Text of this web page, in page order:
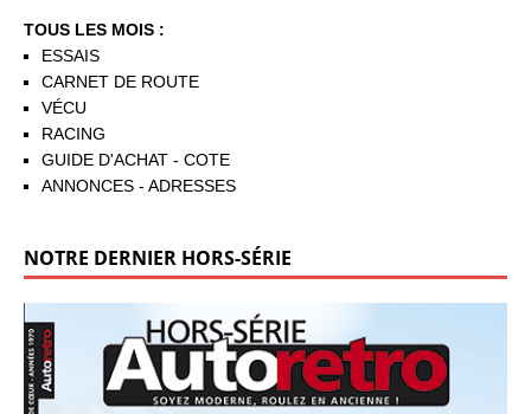
TOUS LES MOIS :
ESSAIS
CARNET DE ROUTE
VÉCU
RACING
GUIDE D'ACHAT - COTE
ANNONCES - ADRESSES
NOTRE DERNIER HORS-SÉRIE